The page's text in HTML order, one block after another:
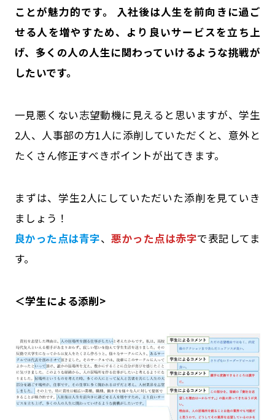
ことが魅力的です。 入社後は人生を前向きに過ご
せる人を増やすため、より良いサービスを立ち上
げ、多くの人の人生に関わっていけるような挑戦が
したいです。
一見悪くない志望動機に見えると思いますが、学生
2人、人事部の方1人に添削していただくと、意外と
たくさん修正すべきポイントが出てきます。
まずは、学生2人にしていただいた添削を見ていき
ましょう！
良かった点は青字、悪かった点は赤字で表記してま
す。
＜学生による添削>